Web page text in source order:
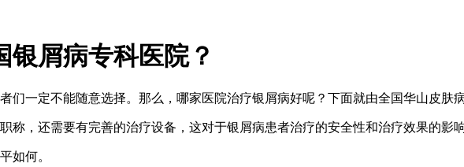
屑病专科医院？
们一定不能随意选择。那么，哪家医院治疗银屑病好呢？下面就由全国华山皮肤
称，还需要有完善的治疗设备，这对于银屑病患者治疗的安全性和治疗效果的影
如何。